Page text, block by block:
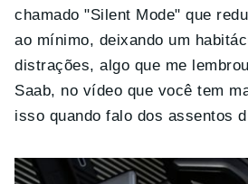
chamado "Silent Mode" que
ao mínimo, deixando um
distrações, algo que me
Saab, no vídeo que você tem
isso quando falo dos assentos